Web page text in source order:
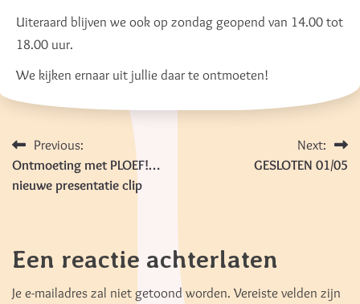
Uiteraard blijven we ook op zondag geopend van 14.00 tot
18.00 uur.
We kijken ernaar uit jullie daar te ontmoeten!
Berichtnavigatie
Previous:
Ontmoeting met PLOEF!…
nieuwe presentatie clip
Next:
GESLOTEN 01/05
Een reactie achterlaten
Je e-mailadres zal niet getoond worden. Vereiste velden zijn